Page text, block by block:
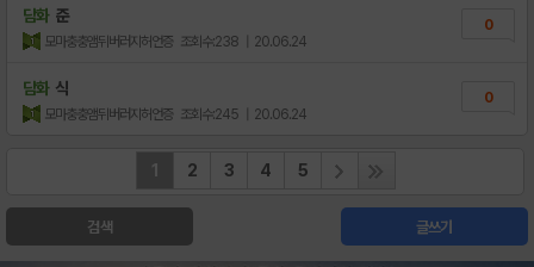
담화 준
모마충충앰뒤버러지허언증 조회수:238 | 20.06.24
0
담화 식
모마충충앰뒤버러지허언증 조회수:245 | 20.06.24
0
1 2 3 4 5
검색 글쓰기